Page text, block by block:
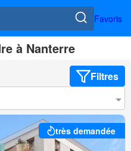
Favoris
à Nanterre
Filtres
très demandée